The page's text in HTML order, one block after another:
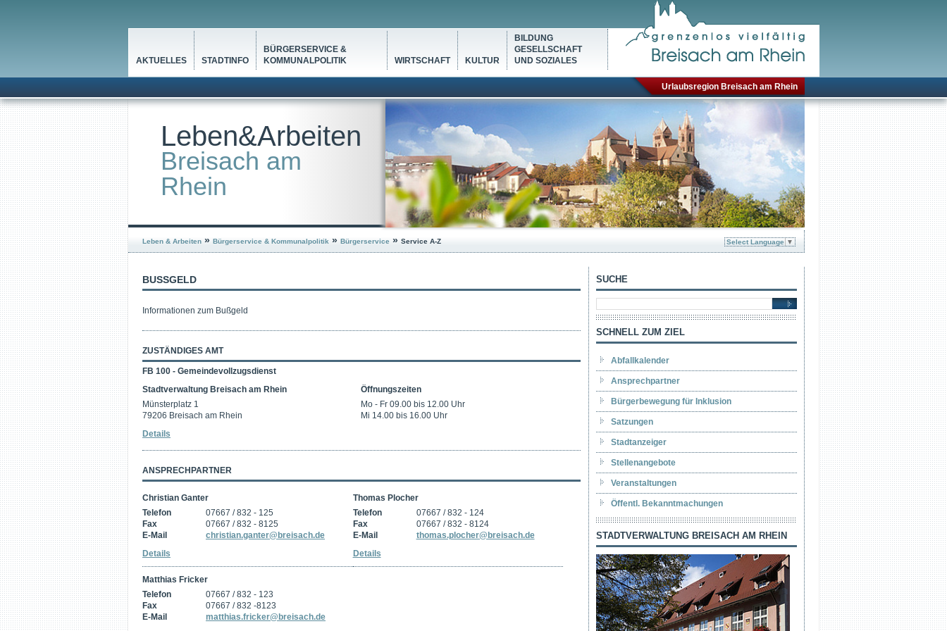
AKTUELLES STADTINFO
BÜRGERSERVICE &
KOMMUNALPOLITIK
WIRTSCHAFT KULTUR
BILDUNG
GESELLSCHAFT
UND SOZIALES
Urlaubsregion Breisach am Rhein
Leben&Arbeiten
Breisach am
Rhein
Leben & Arbeiten » Bürgerservice & Kommunalpolitik » Bürgerservice » Service A-Z Select Language ▼
BUSSGELD
Informationen zum Bußgeld
ZUSTÄNDIGES AMT
FB 100 - Gemeindevollzugsdienst
Stadtverwaltung Breisach am Rhein
Münsterplatz 1
79206 Breisach am Rhein
Details
Öffnungszeiten
Mo - Fr 09.00 bis 12.00 Uhr
Mi 14.00 bis 16.00 Uhr
ANSPRECHPARTNER
Christian Ganter
Telefon
07667 / 832 - 125
Fax
07667 / 832 - 8125
E-Mail
christian.ganter@breisach.de
Details
Thomas Plocher
Telefon
07667 / 832 - 124
Fax
07667 / 832 - 8124
E-Mail
thomas.plocher@breisach.de
Details
Matthias Fricker
Telefon
07667 / 832 - 123
Fax
07667 / 832 -8123
E-Mail
matthias.fricker@breisach.de
SUCHE
SCHNELL ZUM ZIEL
Abfallkalender
Ansprechpartner
Bürgerbewegung für Inklusion
Satzungen
Stadtanzeiger
Stellenangebote
Veranstaltungen
Öffentl. Bekanntmachungen
STADTVERWALTUNG BREISACH AM RHEIN